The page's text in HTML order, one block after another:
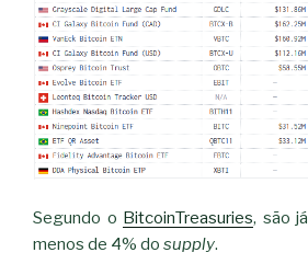
Segundo o BitcoinTreasuries, são já
menos de 4% do supply.